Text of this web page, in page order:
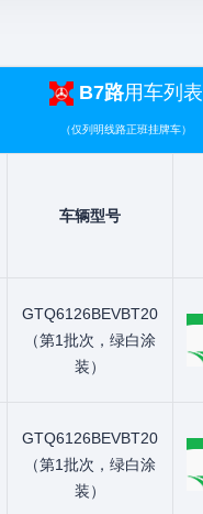
B7路用车列表
（仅列明线路正班挂牌车）
车辆型号
粤C03125D
GTQ6126BEVBT20
（第1批次，绿白涂
装）
粤C03219D
GTQ6126BEVBT20
（第1批次，绿白涂
装）